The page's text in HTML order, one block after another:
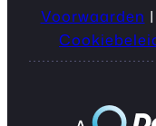
Voorwaarden |